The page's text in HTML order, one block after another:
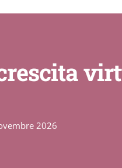
2026